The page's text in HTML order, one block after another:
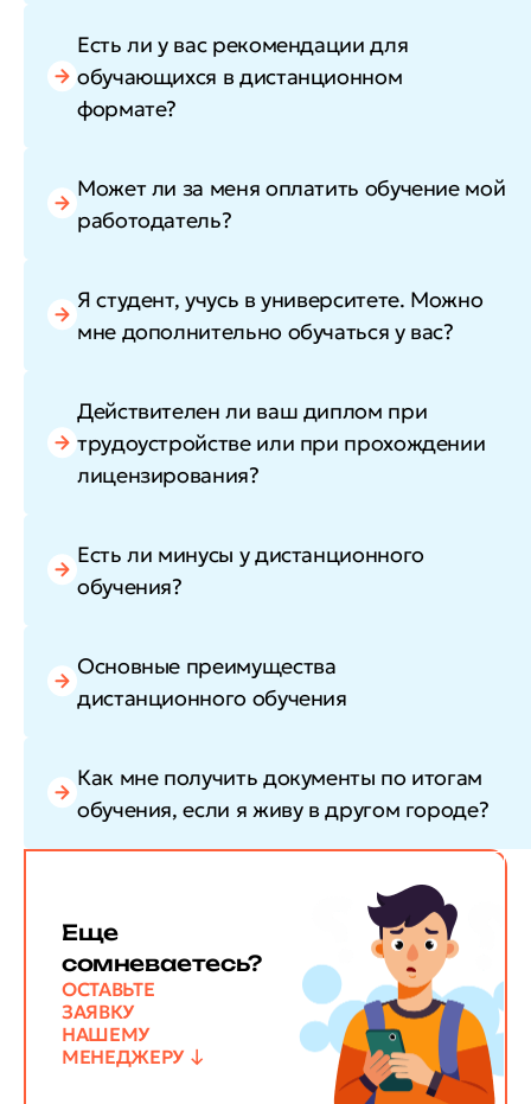
Есть ли у вас рекомендации для
обучающихся в дистанционном
формате?
Может ли за меня оплатить обучение мой
работодатель?
Я студент, учусь в университете. Можно
мне дополнительно обучаться у вас?
Действителен ли ваш диплом при
трудоустройстве или при прохождении
лицензирования?
Есть ли минусы у дистанционного
обучения?
Основные преимущества
дистанционного обучения
Как мне получить документы по итогам
обучения, если я живу в другом городе?
Еще
сомневаетесь?
ОСТАВЬТЕ
ЗАЯВКУ
НАШЕМУ
МЕНЕДЖЕРУ